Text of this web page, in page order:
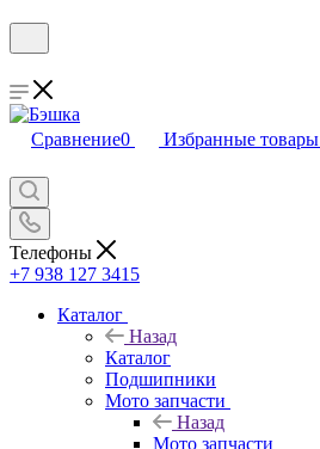
Сравнение0 Избранные товары
Телефоны
+7 938 127 3415
Каталог
Назад
Каталог
Подшипники
Мото запчасти
Назад
Мото запчасти